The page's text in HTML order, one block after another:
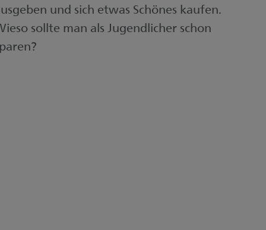
und sich etwas Schönes kaufen.
sollte man als Jugendlicher schon